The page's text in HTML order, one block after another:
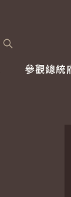
參觀總統